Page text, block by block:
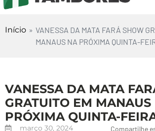
Início » VANESSA DA MATA FARÁ SHOW
MANAUS NA PRÓXIMA QUINTA-
VANESSA DA MATA
GRATUITO EM MANAUS
PRÓXIMA QUINTA-
março 30, 2024
Compartilhe